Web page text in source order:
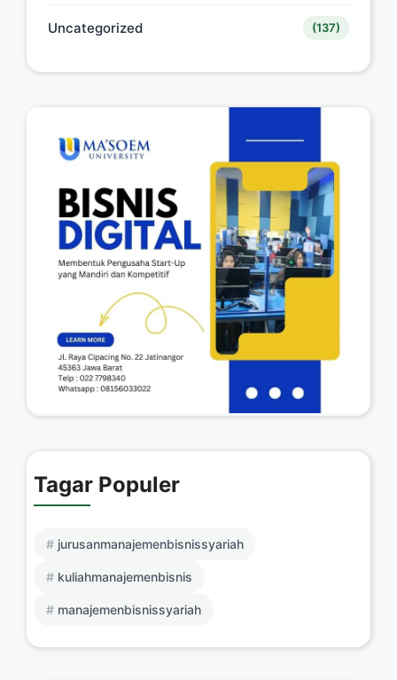
Uncategorized (137)
Tagar Populer
jurusanmanajemenbisnissyariah
kuliahmanajemenbisnis
manajemenbisnissyariah